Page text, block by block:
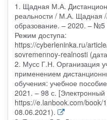
1. Щадная М.А.
реальности / М.А. Щадная
образование. – 2020. –
Режим доступа:
https://cyberleninka.ru/
sovremennoy-realnosti
2. Мусс Г.Н. Организация
применением
обучения: учебное
2021. – 98 с.
https://e.lanbook.com/
08.06.2021).